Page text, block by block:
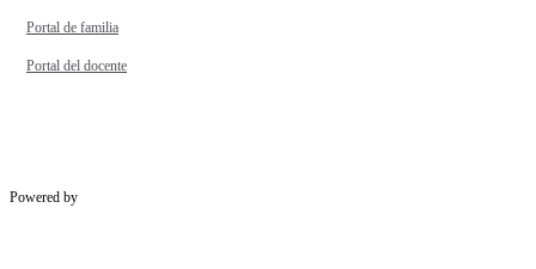
Portal de familia
Portal del docente
Powered by